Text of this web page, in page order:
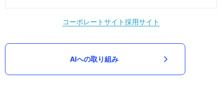
コーポレートサイト採用サイト
AIへの取り組み